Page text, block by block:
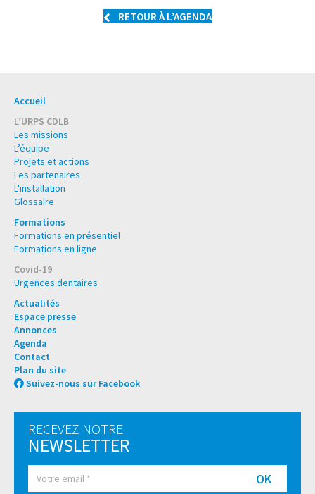
RETOUR À L’AGENDA
Accueil
L’URPS CDLB
Les missions
L’équipe
Projets et actions
Les partenaires
L'installation
Glossaire
Formations
Formations en présentiel
Formations en ligne
Covid-19
Urgences dentaires
Actualités
Espace presse
Annonces
Agenda
Contact
Plan du site
Suivez-nous sur Facebook
RECEVEZ NOTRE
NEWSLETTER
OK